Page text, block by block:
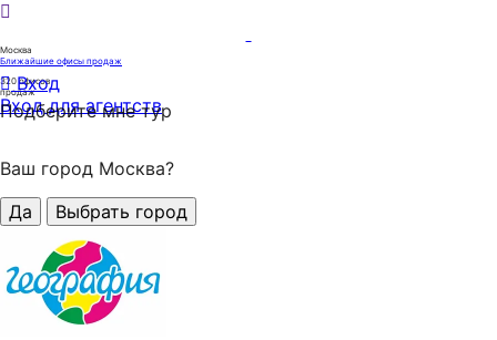
Москва
Ближайшие офисы продаж
320офисов
продаж
Вход
Вход для агентств
Подберите мне тур
Ваш город Москва?
Да
Выбрать город